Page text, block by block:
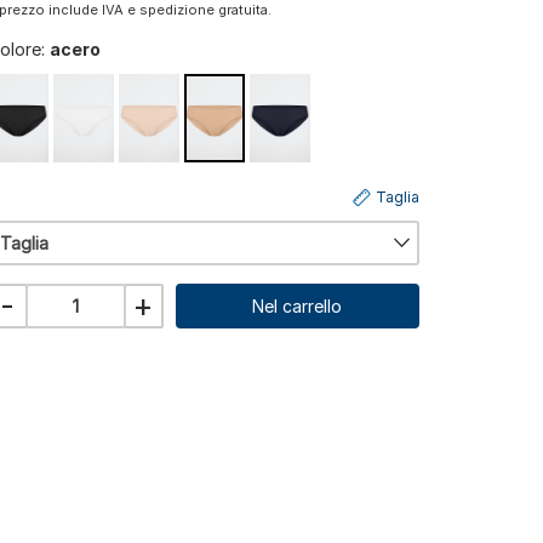
include IVA e spedizione gratuita.
acero
Taglia
Taglia
- + Nel carrello